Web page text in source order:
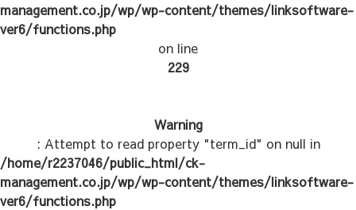
management.co.jp/wp/wp-content/themes/linksoftware-
ver6/functions.php
on line
229
Warning
: Attempt to read property "term_id" on null in
/home/r2237046/public_html/ck-
management.co.jp/wp/wp-content/themes/linksoftware-
ver6/functions.php